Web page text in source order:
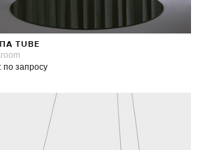
TUBE
по запросу